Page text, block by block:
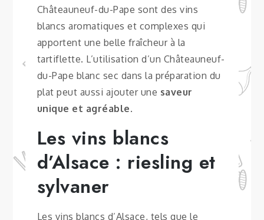
Châteauneuf-du-Pape sont des vins
blancs aromatiques et complexes qui
apportent une belle fraîcheur à la
tartiflette. L’utilisation d’un Châteauneuf-
du-Pape blanc sec dans la préparation du
plat peut aussi ajouter une saveur
unique et agréable.
Les vins blancs
d’Alsace : riesling et
sylvaner
Les vins blancs d’Alsace, tels que le